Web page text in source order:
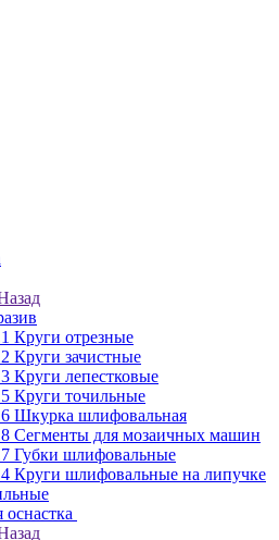
Круги отрезные
Круги зачистные
Круги лепестковые
Круги точильные
Шкурка шлифовальная
Сегменты для мозаичных машин
Губки шлифовальные
Круги шлифовальные на липучке